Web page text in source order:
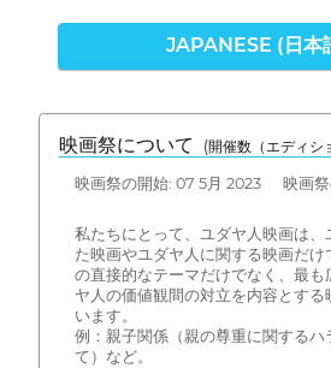
JAPANESE (日本
映画祭について (開催数（エディシ
映画祭の開始: 07 5月 2023 映画祭
私たちにとって、ユダヤ人映画は、
た映画やユダヤ人に関する映画だけ
の直接的なテーマだけでなく、最も
ヤ人の価値観間の対立を内容とする
います。
例：親子関係（親の尊重に関するハ
て）など。